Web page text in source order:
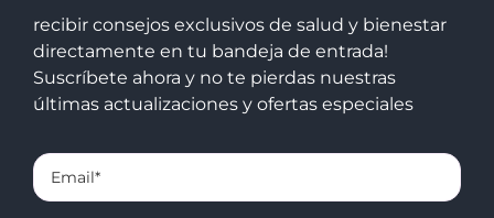
recibir consejos exclusivos de salud y bienestar
directamente en tu bandeja de entrada!
Suscríbete ahora y no te pierdas nuestras
últimas actualizaciones y ofertas especiales